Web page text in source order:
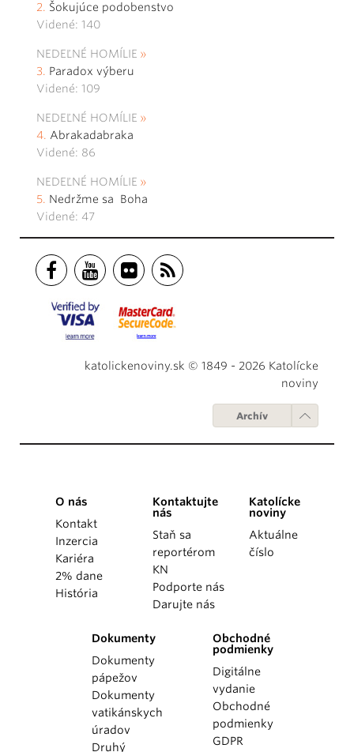
Šokujúce podobenstvo
Videné: 140
NEDEĽNÉ HOMÍLIE
Paradox výberu
Videné: 109
NEDEĽNÉ HOMÍLIE
Abrakadabraka
Videné: 86
NEDEĽNÉ HOMÍLIE
Nedržme sa Boha
Videné: 47
katolickenoviny.sk © 1849 - 2026 Katolícke
noviny
Archív
O nás
Kontakt
Inzercia
Kariéra
2% dane
História
Kontaktujte
nás
Staň sa
reportérom
KN
Podporte nás
Darujte nás
Katolícke
noviny
Aktuálne
číslo
Dokumenty
Dokumenty
pápežov
Dokumenty
vatikánskych
úradov
Druhý
Obchodné
podmienky
Digitálne
vydanie
Obchodné
podmienky
GDPR